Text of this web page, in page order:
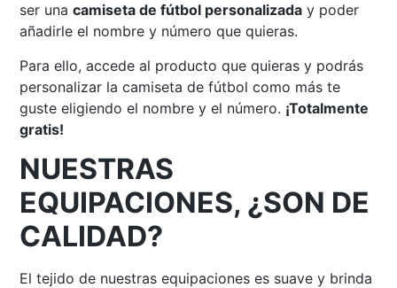
ser unacamiseta de fútbol personalizada y poder
añadirle el nombre y número que quieras.
Para ello, accede al producto que quieras y podrás
personalizar la camiseta de fútbol como más te
guste eligiendo el nombre y el número. ¡Totalmente
gratis!
NUESTRAS
EQUIPACIONES, ¿SON DE
CALIDAD?
El tejido de nuestras equipaciones es suave y brinda